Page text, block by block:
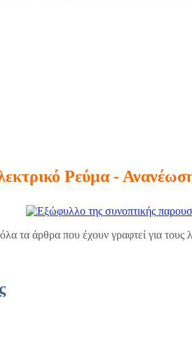
Ρεύμα -
τα άρθρα που έχουν γραφτεί για